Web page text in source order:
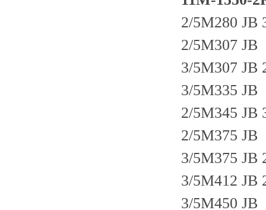
2/5M280 JB
2/5M307 JB
3/5M307 JB
3/5M335 JB
2/5M345 JB
2/5M375 JB
3/5M375 JB
3/5M412 JB
3/5M450 JB